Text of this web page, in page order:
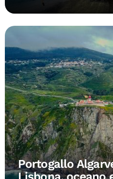
Portogallo